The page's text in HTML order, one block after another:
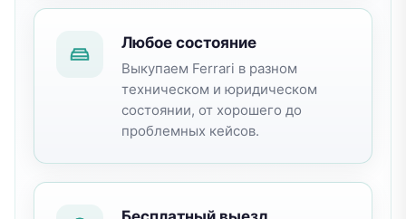
Любое состояние
Выкупаем Ferrari в разном
техническом и юридическом
состоянии, от хорошего до
проблемных кейсов.